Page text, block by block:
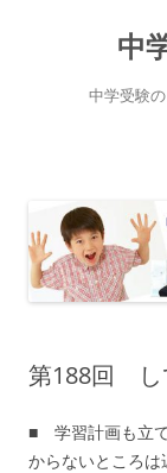
中
中学受験
第188回 し
■ 学習計画も立
からないところ